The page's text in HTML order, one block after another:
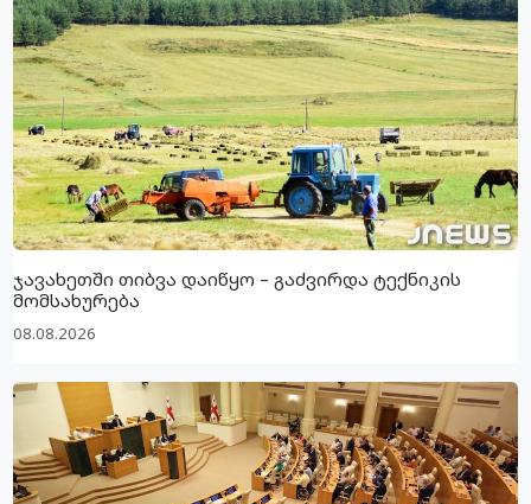
ჯავახეთში თიბვა დაიწყო – გაძვირდა ტექნიკის
მომსახურება
08.08.2026